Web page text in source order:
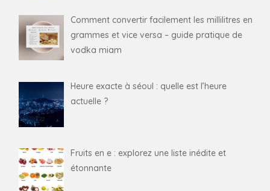
Comment convertir facilement les millilitres en
grammes et vice versa – guide pratique de
vodka miam
Heure exacte à séoul : quelle est l’heure
actuelle ?
Fruits en e : explorez une liste inédite et
étonnante